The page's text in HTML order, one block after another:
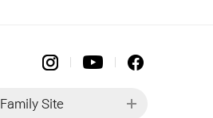
Family Site